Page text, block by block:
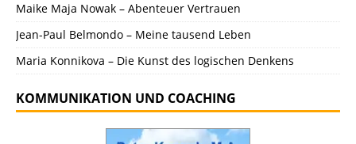
Maike Maja Nowak – Abenteuer Vertrauen
Jean-Paul Belmondo – Meine tausend Leben
Maria Konnikova – Die Kunst des logischen Denkens
KOMMUNIKATION UND COACHING